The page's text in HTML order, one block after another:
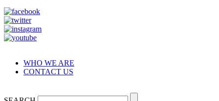
WHO WE ARE
CONTACT US